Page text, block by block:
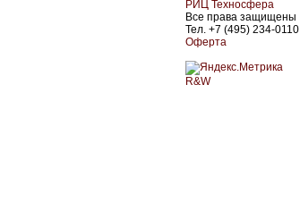
РИЦ Техносфера
Все права защищены
Тел. +7 (495) 234-0110
Оферта
R&W